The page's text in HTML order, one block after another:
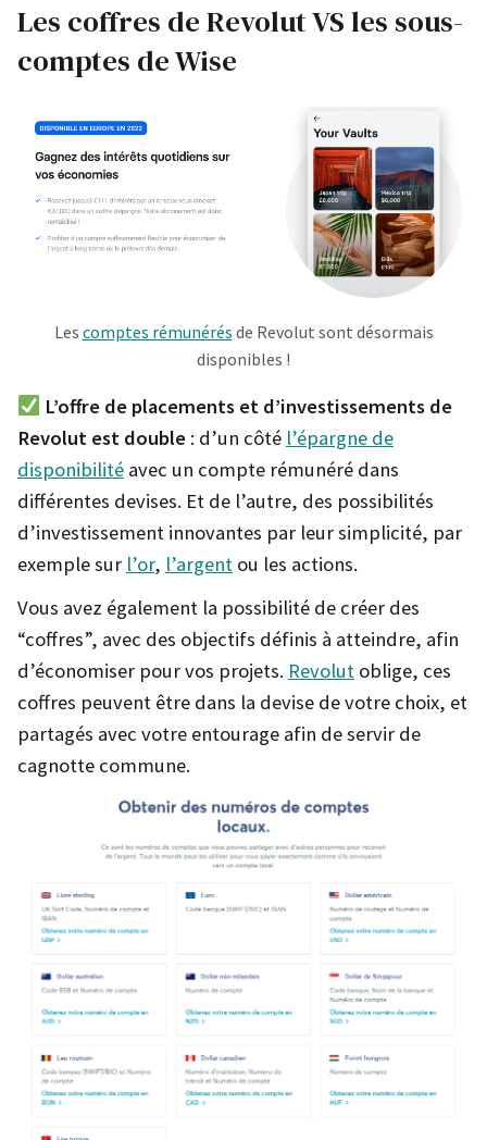
Les coffres de Revolut VS les sous-
comptes de Wise
Les comptes rémunérés de Revolut sont désormais
disponibles !
L’offre de placements et d’investissements de
Revolut est double : d’un côté l’épargne de
disponibilité avec un compte rémunéré dans
différentes devises. Et de l’autre, des possibilités
d’investissement innovantes par leur simplicité, par
exemple sur l’or, l’argent ou les actions.
Vous avez également la possibilité de créer des
“coffres”, avec des objectifs définis à atteindre, afin
d’économiser pour vos projets. Revolut oblige, ces
coffres peuvent être dans la devise de votre choix, et
partagés avec votre entourage afin de servir de
cagnotte commune.